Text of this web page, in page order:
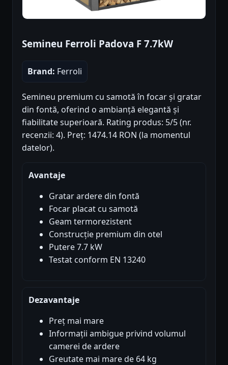
Semineu Ferroli Padova F 7.7kW
Brand: Ferroli
Semineu premium cu samotă în focar și gratar
din fontă, oferind o ambianță elegantă și
fiabilitate superioară. Rating produs: 5/5 (nr.
recenzii: 4). Preț: 1474.14 RON (la momentul
datelor).
Avantaje
Gratar ardere din fontă
Focar placat cu samotă
Geam termorezistent
Construcție premium din otel
Putere 7.7 kW
Testat conform EN 13240
Dezavantaje
Preț mai mare
Informații ambigue privind volumul
camerei de ardere
Greutate mai mare de 64 kg